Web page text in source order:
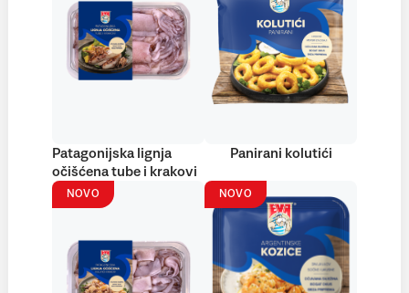
Patagonijska lignja
očišćena tube i krakovi
Panirani kolutići
NOVO NOVO